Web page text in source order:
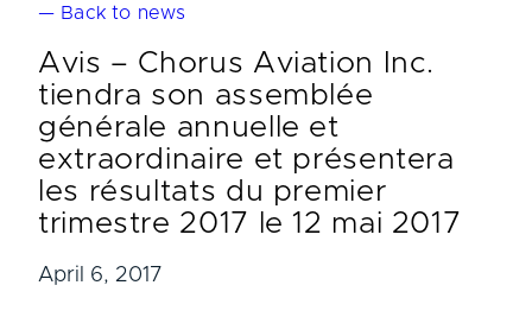
— Back to news
Avis – Chorus Aviation Inc.
tiendra son assemblée
générale annuelle et
extraordinaire et présentera
les résultats du premier
trimestre 2017 le 12 mai 2017
April 6, 2017